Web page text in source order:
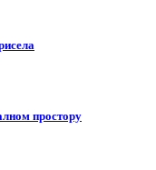
простору